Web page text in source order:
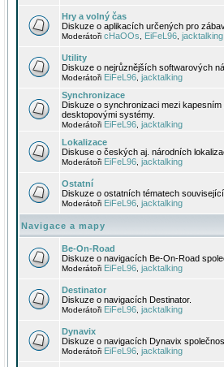
Hry a volný čas
Diskuze o aplikacích určených pro
Moderátoři cHaOOs EiFeL96 jacktalking
Utility
Diskuze o nejrůznějších softwarových
Moderátoři EiFeL96 jacktalking
Synchronizace
Diskuze o synchronizaci mezi
desktopovými systémy.
Moderátoři EiFeL96 jacktalking
Lokalizace
Diskuse o českých aj. národních
Moderátoři EiFeL96 jacktalking
Ostatní
Diskuze o ostatních tématech
Moderátoři EiFeL96 jacktalking
Navigace a mapy
Be-On-Road
Diskuze o navigacích Be-On-Road
Moderátoři EiFeL96 jacktalking
Destinator
Diskuze o navigacích Destinator.
Moderátoři EiFeL96 jacktalking
Dynavix
Diskuze o navigacích Dynavix
Moderátoři EiFeL96 jacktalking